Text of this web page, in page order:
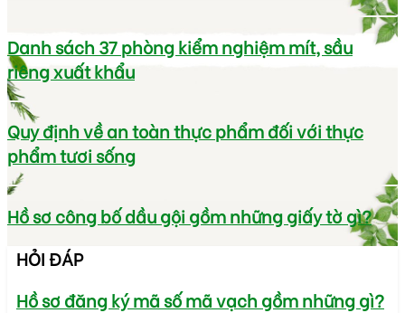
Danh sách 37 phòng kiểm nghiệm mít, sầu
riêng xuất khẩu
Quy định về an toàn thực phẩm đối với thực
phẩm tươi sống
Hồ sơ công bố dầu gội gồm những giấy tờ gì?
HỎI ĐÁP
Hồ sơ đăng ký mã số mã vạch gồm những gì?